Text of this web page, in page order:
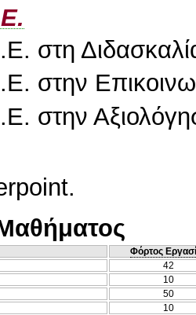
στη
στην
στην
Φόρτος
42
10
50
10